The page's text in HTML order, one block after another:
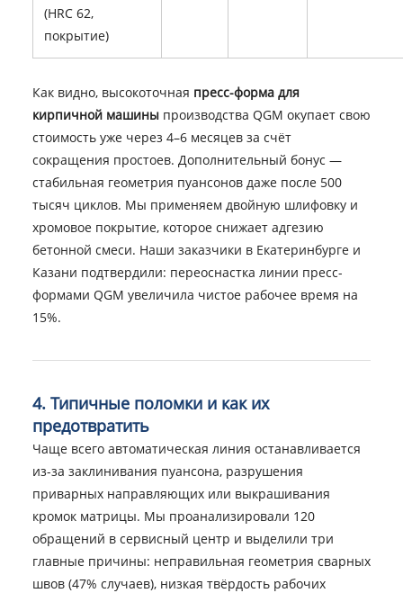
(HRC 62,
покрытие)
Как видно, высокоточная пресс-форма для
кирпичной машиныпроизводства QGM окупает свою
стоимость уже через 4–6 месяцев за счёт
сокращения простоев. Дополнительный бонус —
стабильная геометрия пуансонов даже после 500
тысяч циклов. Мы применяем двойную шлифовку и
хромовое покрытие, которое снижает адгезию
бетонной смеси. Наши заказчики в Екатеринбурге и
Казани подтвердили: переоснастка линии пресс-
формами QGM увеличила чистое рабочее время на
15%.
4. Типичные поломки и как их
предотвратить
Чаще всего автоматическая линия останавливается
из-за заклинивания пуансона, разрушения
приварных направляющих или выкрашивания
кромок матрицы. Мы проанализировали 120
обращений в сервисный центр и выделили три
главные причины: неправильная геометрия сварных
швов (47% случаев), низкая твёрдость рабочих